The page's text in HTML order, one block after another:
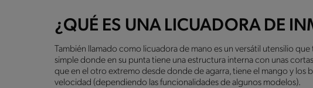
¿QUÉ ES UNA LICUADORA DE
También llamado como licuadora de mano es un versátil utensilio
simple donde en su punta tiene una estructura interna con unas
que en el otro extremo desde donde de agarra, tiene el mango y
velocidad (dependiendo las funcionalidades de algunos modelos).